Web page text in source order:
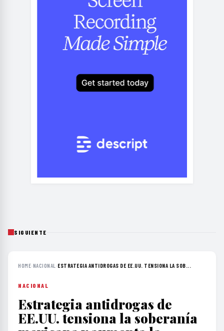
SIGUIENTE
HOME›NACIONAL ›ESTRATEGIA ANTIDROGAS DE EE.UU. TENSIONA LA SOB...
NACIONAL
Estrategia antidrogas de
EE.UU. tensiona la soberanía